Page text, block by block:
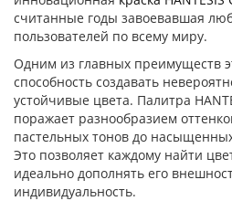
считанные годы завоевавшая
пользователей по всему миру.
Одним из главных преимуществ
способность создавать
устойчивые цвета. Палитра
поражает разнообразием
пастельных тонов до
Это позволяет каждому найти
идеально дополнять его
индивидуальность.